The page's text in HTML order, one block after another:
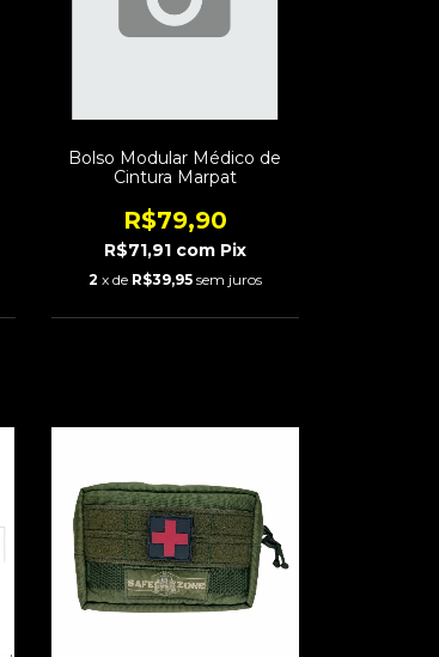
Bolso Modular Médico de
Cintura Marpat
R$79,90
R$71,91 com Pix
2 x de R$39,95 sem juros